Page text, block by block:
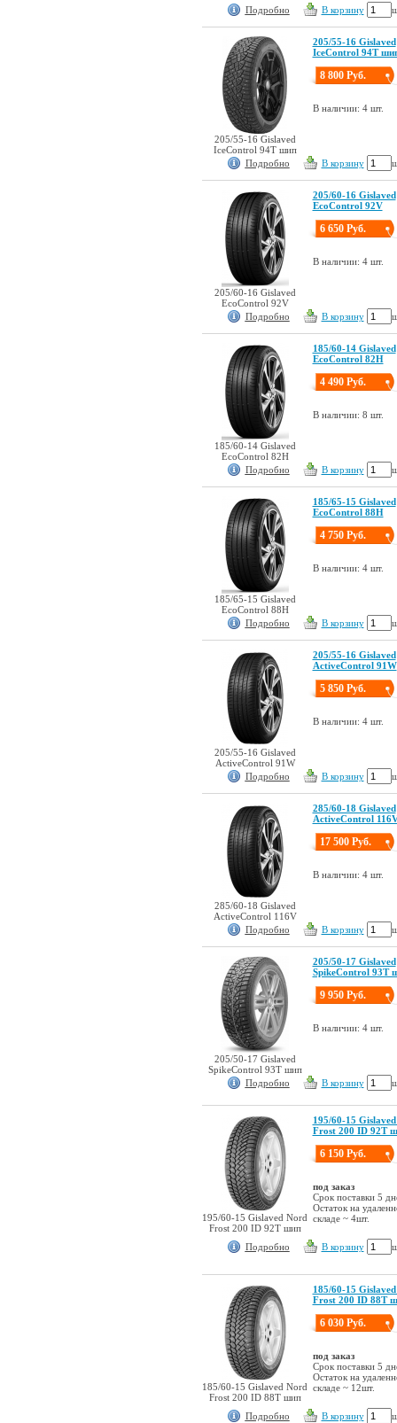
Подробно
В корзину
205/55-16 Gislaved
IceControl 94T шип
205/55-16 Gislaved
IceControl 94T
8 800 Руб.
В наличии: 4 шт.
Подробно В корзину
205/60-16 Gislaved
EcoControl 92V
205/60-16 Gislaved
EcoControl 92V
6 650 Руб.
В наличии: 4 шт.
Подробно В корзину
185/60-14 Gislaved
EcoControl 82H
185/60-14 Gislaved
EcoControl 82H
4 490 Руб.
В наличии: 8 шт.
Подробно В корзину
185/65-15 Gislaved
EcoControl 88H
185/65-15 Gislaved
EcoControl 88H
4 750 Руб.
В наличии: 4 шт.
Подробно В корзину
205/55-16 Gislaved
ActiveControl 91W
205/55-16 Gislaved
ActiveControl 91W
5 850 Руб.
В наличии: 4 шт.
Подробно В корзину
285/60-18 Gislaved
ActiveControl 116V
285/60-18 Gislaved
ActiveControl
17 500 Руб.
В наличии: 4 шт.
Подробно В корзину
205/50-17 Gislaved
SpikeControl 93T шип
205/50-17 Gislaved
SpikeControl 93T
9 950 Руб.
В наличии: 4 шт.
Подробно В корзину
195/60-15 Gislaved Nord
Frost 200 ID 92T шип
195/60-15
Frost 200 ID 92T
6 150 Руб.
под заказ
Срок поставки 5
Остаток на
складе ~ 4шт.
Подробно В корзину
185/60-15 Gislaved Nord
Frost 200 ID 88T шип
185/60-15
Frost 200 ID 88T
6 030 Руб.
под заказ
Срок поставки 5
Остаток на
складе ~ 12шт.
Подробно В корзину